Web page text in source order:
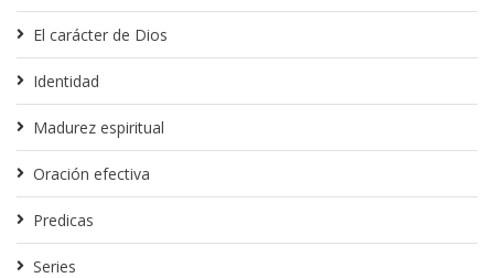
El carácter de Dios
Identidad
Madurez espiritual
Oración efectiva
Predicas
Series